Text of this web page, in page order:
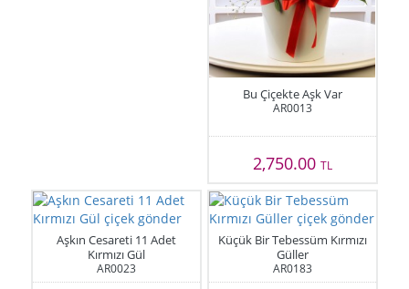
Bu Çiçekte Aşk Var
AR0013
2,750.00 TL
Aşkın Cesareti 11 Adet
Kırmızı Gül
AR0023
Küçük Bir Tebessüm Kırmızı
Güller
AR0183